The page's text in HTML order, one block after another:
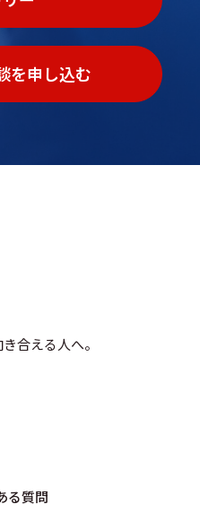
を申し込む
合える人へ。
る質問